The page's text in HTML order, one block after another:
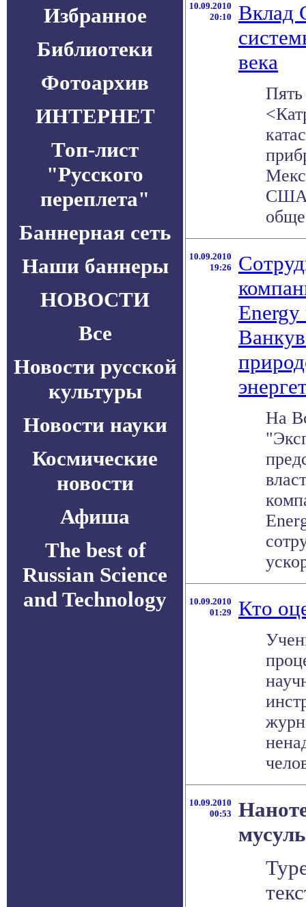
Избранное
Библиотеки
Фотоархив
ИНТЕРНЕТ
Топ-лист
"Русского
переплета"
Баннерная сеть
Наши баннеры
НОВОСТИ
Все
Новости русской
культуры
Новости науки
Космические
новости
Афиша
The best of
Russian Science
and Technology
10.09.2010
20:10
Вклад
века
Пять
США,
10.09.2010
19:26
На
10.09.2010
01:29
Кто
10.09.2010
00:53